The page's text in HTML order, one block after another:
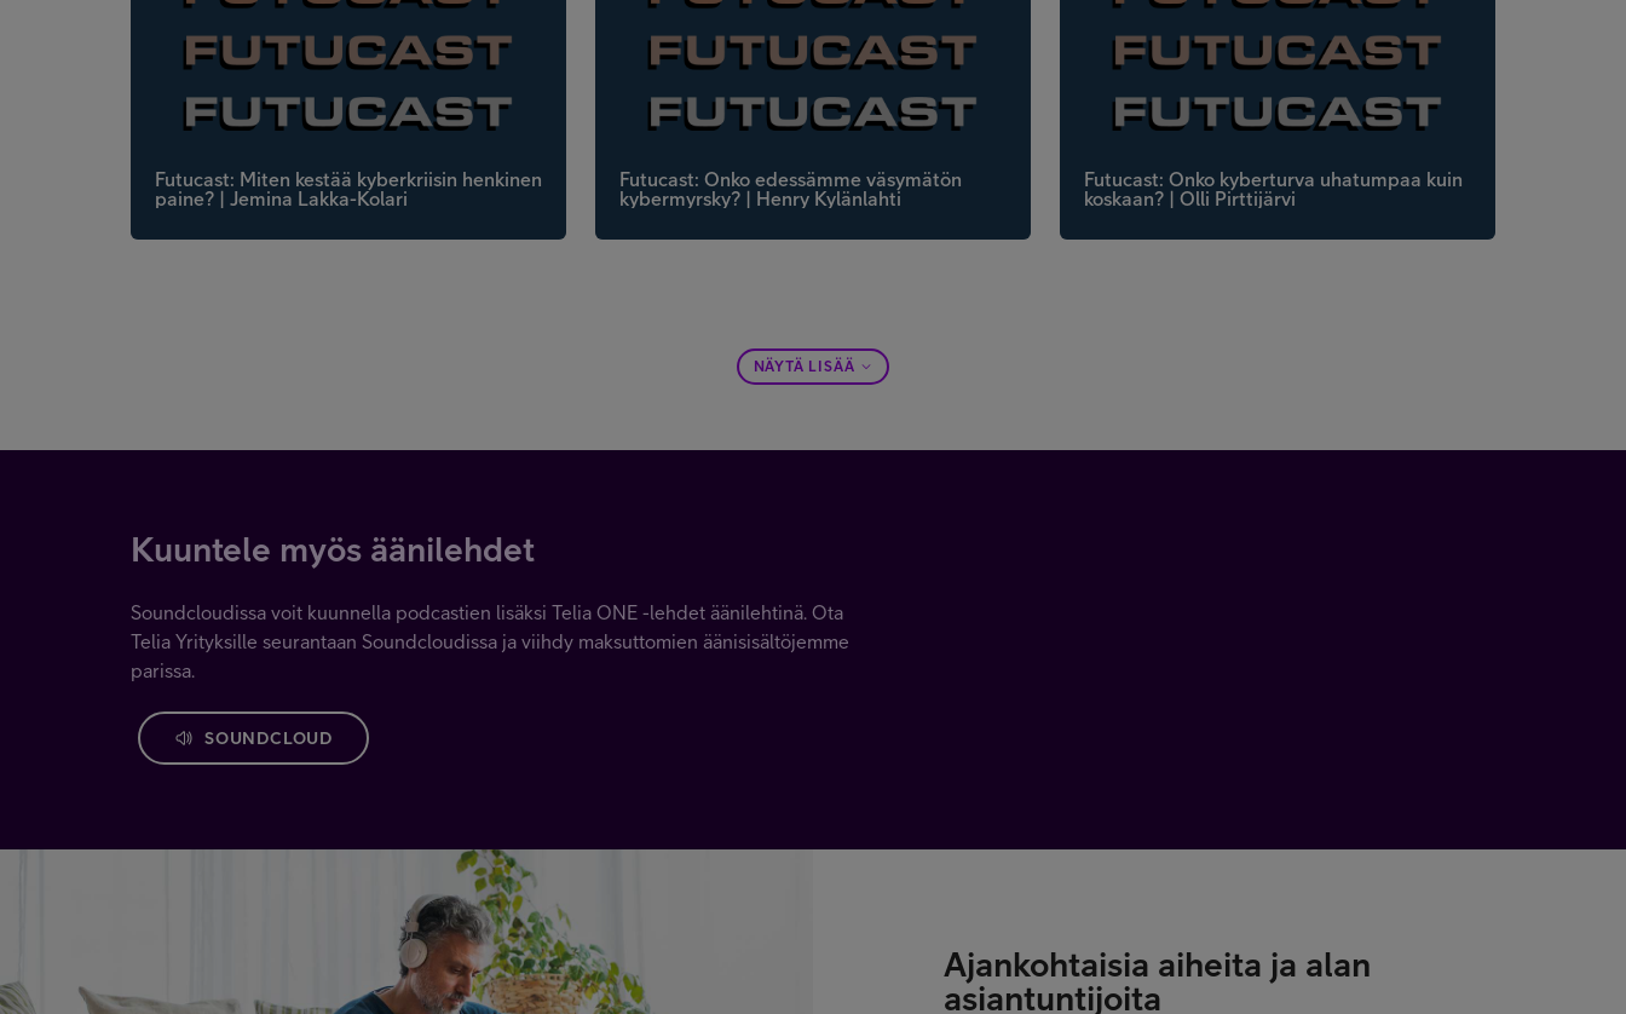
Futucast: Miten kestää kyberkriisin henkinen
paine? | Jemina Lakka-Kolari
Futucast: Onko edessämme väsymätön
kybermyrsky? | Henry Kylänlahti
Futucast: Onko kyberturva uhatumpaa kuin
koskaan? | Olli Pirttijärvi
NÄYTÄ LISÄÄ
Kuuntele myös äänilehdet
Soundcloudissa voit kuunnella podcastien lisäksi Telia ONE -lehdet äänilehtinä. Ota
Telia Yrityksille seurantaan Soundcloudissa ja viihdy maksuttomien äänisisältöjemme
parissa.
SOUNDCLOUD
Ajankohtaisia aiheita ja alan
asiantuntijoita